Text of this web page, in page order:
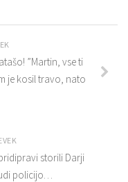
”Martin, vse ti
je kosil travo, nato
storili Darji
policijo…